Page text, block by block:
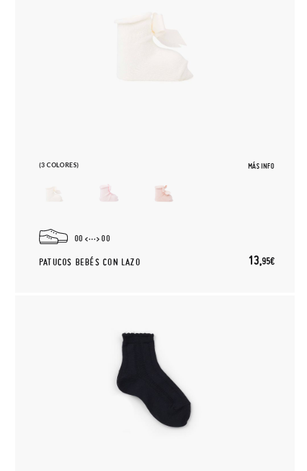
(3 COLORES) MÁS INFO
00 00
PATUCOS BEBÉS CON LAZO 13,95€